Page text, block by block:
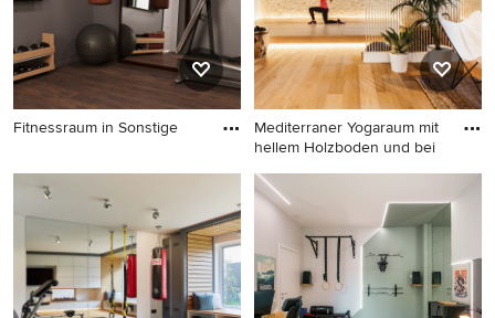
Fitnessraum in Sonstige
Mediterraner Yogaraum mit
hellem Holzboden und bei
Mediterraner Yogaraum mit
hellem Holzboden und
beigem Boden in Barcelona